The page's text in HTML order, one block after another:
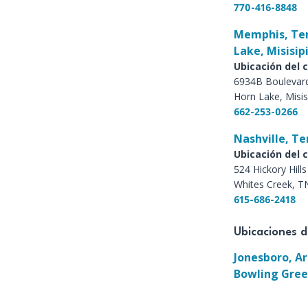
770-416-8848
Memphis,
Lake, Misisipi
Ubicación del
6934B
Horn Lake,
662-253-0266
Nashville,
Ubicación del
524 Hickory
Whites Creek,
615-686-2418
Ubicaciones
Jonesboro,
Bowling